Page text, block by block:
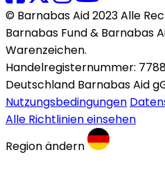
© Barnabas Aid 2023 Alle
Barnabas Fund & Barnabas
Warenzeichen.
Handelregisternummer:
Deutschland Barnabas Aid
Nutzungsbedingungen
Alle Richtlinien einsehen
Region ändern